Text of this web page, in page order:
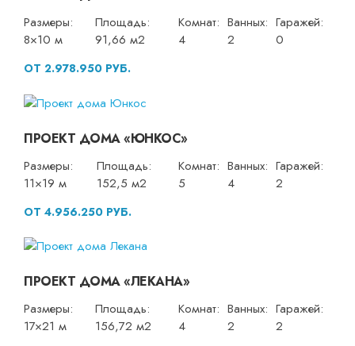
Размеры:
8×10 м
Площадь:
91,66 м2
Комнат:
4
Ванных:
2
Гаражей:
0
ОТ 2.978.950 РУБ.
ПРОЕКТ ДОМА «ЮНКОС»
Размеры:
11×19 м
Площадь:
152,5 м2
Комнат:
5
Ванных:
4
Гаражей:
2
ОТ 4.956.250 РУБ.
ПРОЕКТ ДОМА «ЛЕКАНА»
Размеры:
17×21 м
Площадь:
156,72 м2
Комнат:
4
Ванных:
2
Гаражей:
2